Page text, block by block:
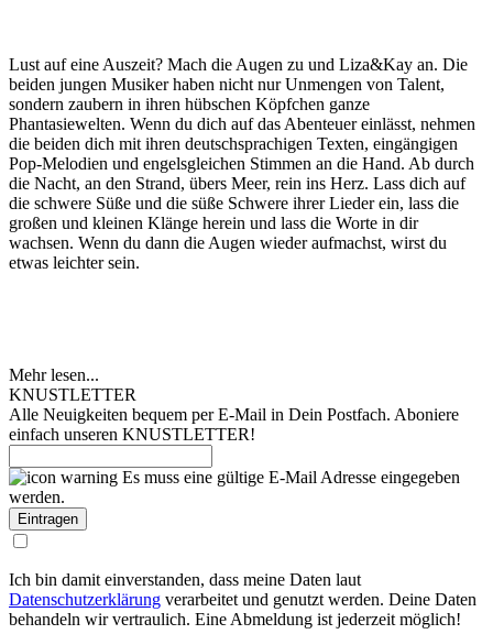
Lust auf eine Auszeit? Mach die Augen zu und Liza&Kay an. Die
beiden jungen Musiker haben nicht nur Unmengen von Talent,
sondern zaubern in ihren hübschen Köpfchen ganze
Phantasiewelten. Wenn du dich auf das Abenteuer einlässt, nehmen
die beiden dich mit ihren deutschsprachigen Texten, eingängigen
Pop-Melodien und engelsgleichen Stimmen an die Hand. Ab durch
die Nacht, an den Strand, übers Meer, rein ins Herz. Lass dich auf
die schwere Süße und die süße Schwere ihrer Lieder ein, lass die
großen und kleinen Klänge herein und lass die Worte in dir
wachsen. Wenn du dann die Augen wieder aufmachst, wirst du
etwas leichter sein.
Mehr lesen...
KNUSTLETTER
Alle Neuigkeiten bequem per E-Mail in Dein Postfach. Aboniere
einfach unseren KNUSTLETTER!
Es muss eine gültige E-Mail Adresse eingegeben
werden.
Ich bin damit einverstanden, dass meine Daten laut
Datenschutzerklärung verarbeitet und genutzt werden. Deine Daten
behandeln wir vertraulich. Eine Abmeldung ist jederzeit möglich!